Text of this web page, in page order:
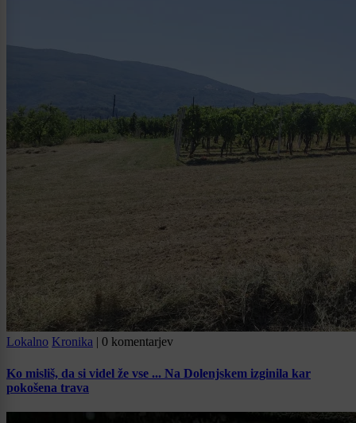
Lokalno Kronika 0 komentarjev
Ko misliš, da si videl že vse ... Na Dolenjskem izginila kar
pokošena trava